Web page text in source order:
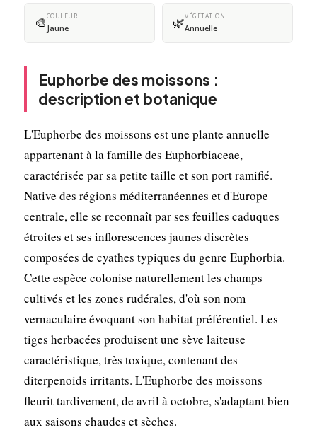
🎨COULEUR
Jaune 🌿VÉGÉTATION
Annuelle
Euphorbe des moissons :
description et botanique
L'Euphorbe des moissons est une plante annuelle
appartenant à la famille des Euphorbiaceae,
caractérisée par sa petite taille et son port ramifié.
Native des régions méditerranéennes et d'Europe
centrale, elle se reconnaît par ses feuilles caduques
étroites et ses inflorescences jaunes discrètes
composées de cyathes typiques du genre Euphorbia.
Cette espèce colonise naturellement les champs
cultivés et les zones rudérales, d'où son nom
vernaculaire évoquant son habitat préférentiel. Les
tiges herbacées produisent une sève laiteuse
caractéristique, très toxique, contenant des
diterpenoids irritants. L'Euphorbe des moissons
fleurit tardivement, de avril à octobre, s'adaptant bien
aux saisons chaudes et sèches.